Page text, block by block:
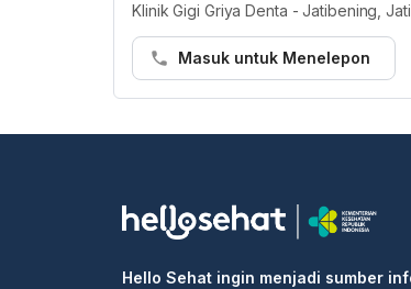
Klinik Gigi Griya Denta - Jatibening,
Masuk untuk Menelepon
Hello Sehat ingin menjadi sumber